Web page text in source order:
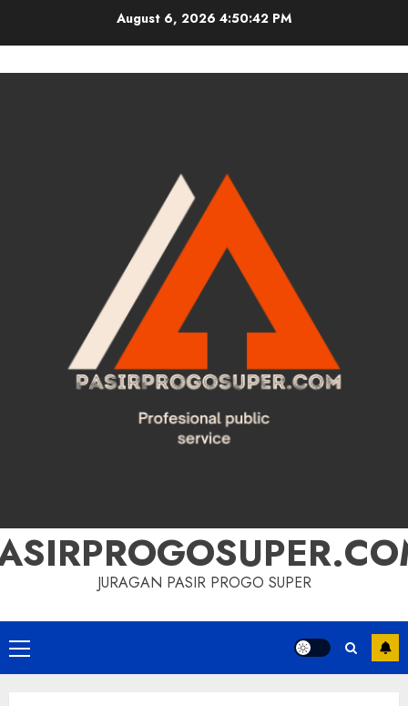
August 6, 2026 4:50:42 PM
JURAGAN PASIR PROGO SUPER
Primary
Menu